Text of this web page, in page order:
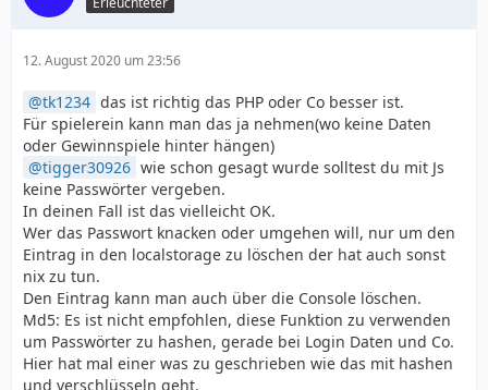
12. August 2020 um 23:56
tk1234 das ist richtig das PHP oder Co besser ist.
Für spielerein kann man das ja nehmen(wo keine Daten
oder Gewinnspiele hinter hängen)
tigger30926 wie schon gesagt wurde solltest du mit Js
keine Passwörter vergeben.
In deinen Fall ist das vielleicht OK.
Wer das Passwort knacken oder umgehen will, nur um den
Eintrag in den localstorage zu löschen der hat auch sonst
nix zu tun.
Den Eintrag kann man auch über die Console löschen.
Md5: Es ist nicht empfohlen, diese Funktion zu verwenden
um Passwörter zu hashen, gerade bei Login Daten und Co.
Hier hat mal einer was zu geschrieben wie das mit hashen
und verschlüsseln geht.